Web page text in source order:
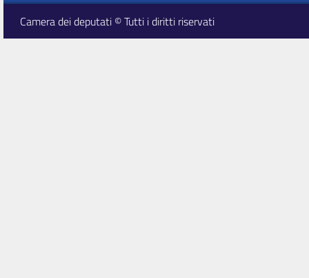
Camera dei deputati © Tutti i diritti riservati